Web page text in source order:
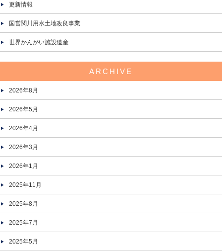
更新情報
国営関川用水土地改良事業
世界かんがい施設遺産
ARCHIVE
2026年8月
2026年5月
2026年4月
2026年3月
2026年1月
2025年11月
2025年8月
2025年7月
2025年5月